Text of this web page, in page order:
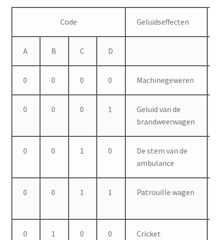
i
d
c
Code Geluidseffecten
A B C D
0 0 0 0 Machinegeweren
0 0 0 1
Geluid van de
brandweerwagen
0 0 1 0
De stem van de
ambulance
0 0 1 1 Patrouille wagen
0 1 0 0 Cricket